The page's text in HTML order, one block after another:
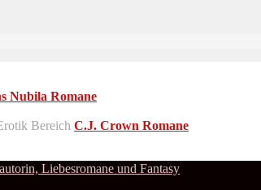
Nubila Romane
C.J. Crown Romane
Liebesromane und Fantasy